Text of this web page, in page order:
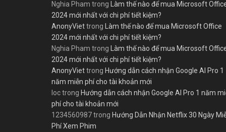
Nghia Pham trong Làm thế nào để mua Microsoft
2024 mới nhất với chi phí tiết kiệm?
AnonyViettrong Làm thế nào để mua Microsoft Office
2024 mới nhất với chi phí tiết kiệm?
Nghia Pham trong Làm thế nào để mua Microsoft
2024 mới nhất với chi phí tiết kiệm?
AnonyViettrong Hướng dẫn cách nhận Google AI Pro 1
năm miễn phí cho tài khoản mới
loctrong Hướng dẫn cách nhận Google AI Pro 1 năm
phí cho tài khoản mới
1234560987trong Hướng Dẫn Nhận Netflix 30 Ngày
Phí Xem Phim